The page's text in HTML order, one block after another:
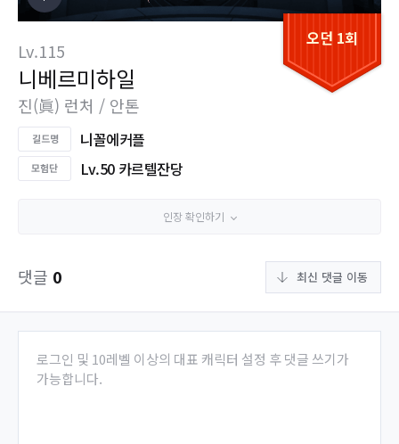
오던 1회
Lv.115
니베르미하일
진(眞) 런처 / 안톤
니꼴에커플
Lv.50 카르텔잔당
인장 확인하기
댓글 0 최신 댓글 이동
로그인 및 10레벨 이상의 대표 캐릭터 설정 후 댓글 쓰기가
가능합니다.